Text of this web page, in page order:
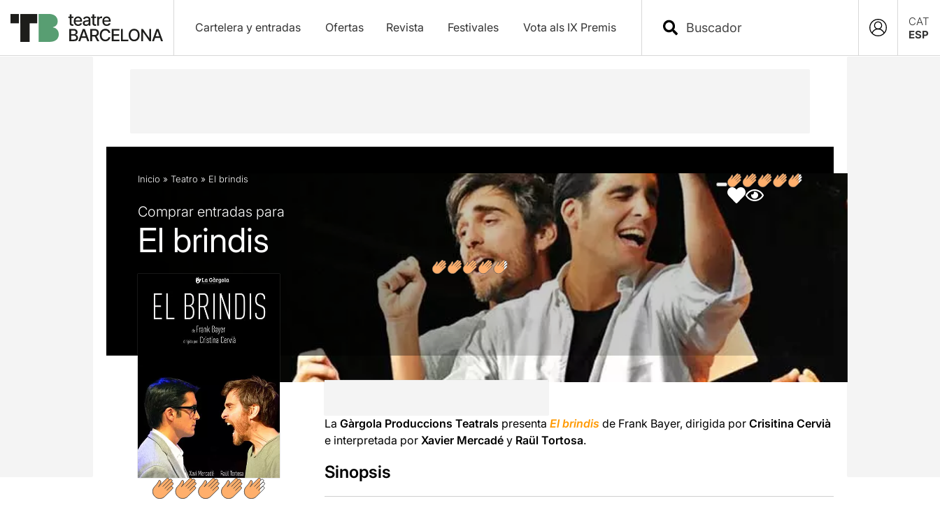
Cartelera y entradas Ofertas Revista Festivales Vota als IX Premis
CAT
ESP
Descripción Ficha artística Fotos y vídeos Opiniones
Inicio » Teatro » El brindis
Comprar entradas para
El brindis
La Gàrgola Produccions Teatrals presenta El brindis de Frank Bayer, dirigida por Crisitina Cervià
e interpretada por Xavier Mercadéy Raül Tortosa.
Sinopsis